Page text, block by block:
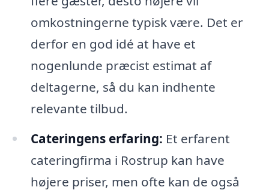
omkostningerne typisk være. Det er
derfor en god idé at have et
nogenlunde præcist estimat af
deltagerne, så du kan indhente
relevante tilbud.
Cateringens erfaring: Et erfarent
cateringfirma i Rostrup kan have
højere priser, men ofte kan de også